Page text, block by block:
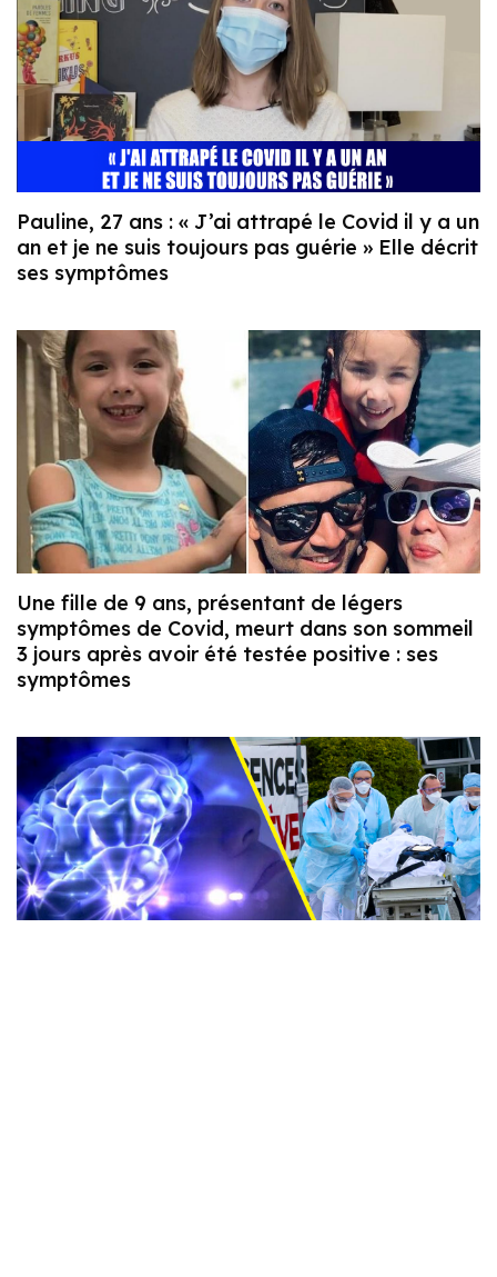
Pauline, 27 ans : « J’ai attrapé le Covid il y a un
an et je ne suis toujours pas guérie » Elle décrit
ses symptômes
Une fille de 9 ans, présentant de légers
symptômes de Covid, meurt dans son sommeil
3 jours après avoir été testée positive : ses
symptômes